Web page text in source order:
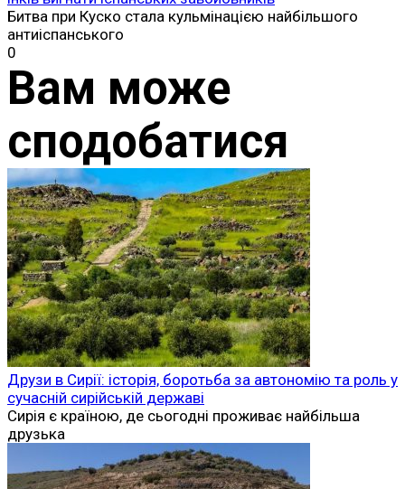
Битва при Куско стала кульмінацією найбільшого
антиіспанського
0
Вам може
сподобатися
Друзи в Сирії: історія, боротьба за автономію та роль у
сучасній сирійській державі
Сирія є країною, де сьогодні проживає найбільша
друзька